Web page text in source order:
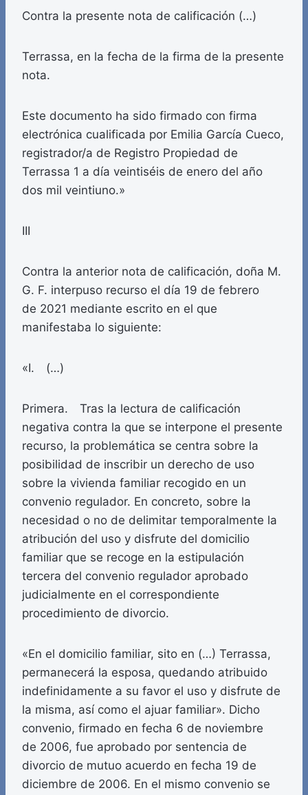
Contra la presente nota de calificación (…)
Terrassa, en la fecha de la firma de la presente
nota.
Este documento ha sido firmado con firma
electrónica cualificada por Emilia García Cueco,
registrador/a de Registro Propiedad de
Terrassa 1 a día veintiséis de enero del año
dos mil veintiuno.»
III
Contra la anterior nota de calificación, doña M.
G. F. interpuso recurso el día 19 de febrero
de 2021 mediante escrito en el que
manifestaba lo siguiente:
«I. (…)
Primera. Tras la lectura de calificación
negativa contra la que se interpone el presente
recurso, la problemática se centra sobre la
posibilidad de inscribir un derecho de uso
sobre la vivienda familiar recogido en un
convenio regulador. En concreto, sobre la
necesidad o no de delimitar temporalmente la
atribución del uso y disfrute del domicilio
familiar que se recoge en la estipulación
tercera del convenio regulador aprobado
judicialmente en el correspondiente
procedimiento de divorcio.
«En el domicilio familiar, sito en (…) Terrassa,
permanecerá la esposa, quedando atribuido
indefinidamente a su favor el uso y disfrute de
la misma, así como el ajuar familiar». Dicho
convenio, firmado en fecha 6 de noviembre
de 2006, fue aprobado por sentencia de
divorcio de mutuo acuerdo en fecha 19 de
diciembre de 2006. En el mismo convenio se